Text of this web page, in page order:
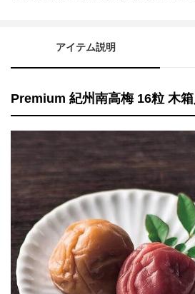
アイテム説明
Premium 紀州南高梅 16粒 木箱